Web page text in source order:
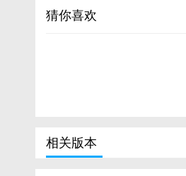
猜你喜欢
相关版本